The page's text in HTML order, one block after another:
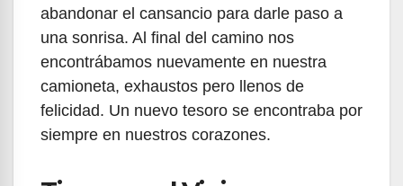
abandonar el cansancio para darle paso a
una sonrisa. Al final del camino nos
encontrábamos nuevamente en nuestra
camioneta, exhaustos pero llenos de
felicidad. Un nuevo tesoro se encontraba por
siempre en nuestros corazones.